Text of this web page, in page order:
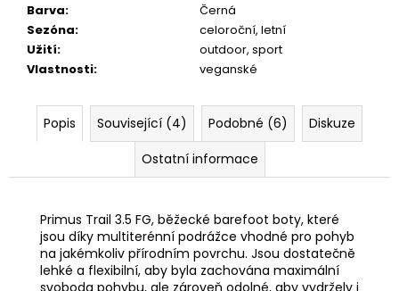
Barva:
Černá
Sezóna:
celoroční, letní
Užití:
outdoor, sport
Vlastnosti: veganské
Popis Související (4) Podobné (6)
Diskuze
Ostatní informace
Primus Trail 3.5 FG, běžecké barefoot boty, které
jsou díky multiterénní podrážce vhodné pro pohyb
na jakémkoliv přírodním povrchu. Jsou dostatečně
lehké a flexibilní, aby byla zachována maximální
svoboda pohybu, ale zároveň odolné, aby vydržely i
Kč